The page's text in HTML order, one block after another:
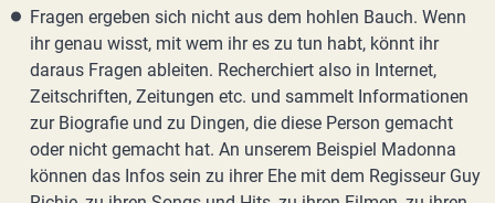
Fragen ergeben sich nicht aus dem hohlen Bauch. Wenn
ihr genau wisst, mit wem ihr es zu tun habt, könnt ihr
daraus Fragen ableiten. Recherchiert also in Internet,
Zeitschriften, Zeitungen etc. und sammelt Informationen
zur Biografie und zu Dingen, die diese Person gemacht
oder nicht gemacht hat. An unserem Beispiel Madonna
können das Infos sein zu ihrer Ehe mit dem Regisseur Guy